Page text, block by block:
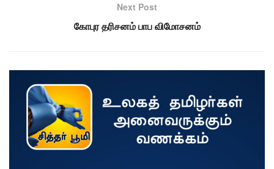
Next Post
கோபுர தரிசனம் பாப விமோசனம்